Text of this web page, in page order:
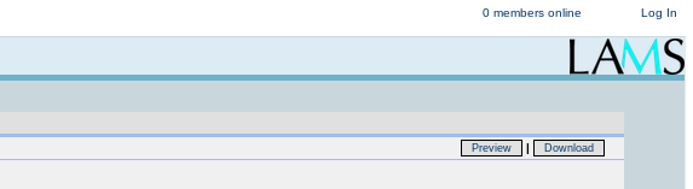
Log In
0 members online
Preview | Download